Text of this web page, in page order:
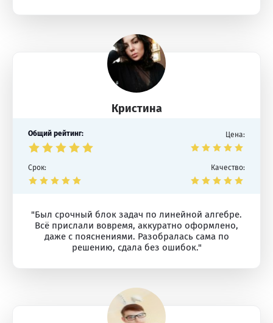
Кристина
Общий рейтинг: Цена:
Срок: Качество:
"Был срочный блок задач по линейной алгебре.
Всё прислали вовремя, аккуратно оформлено,
даже с пояснениями. Разобралась сама по
решению, сдала без ошибок."